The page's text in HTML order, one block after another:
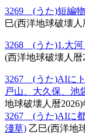
3269 (うた)短編
巳(西洋地球破壊人
3268 (うた)1.大河
(西洋地球破壊人暦
3267 (うた)AIにト
戸山、大久保、池
地球破壊人暦
3267 (うた)AIに都
淺草) 乙巳(西洋地